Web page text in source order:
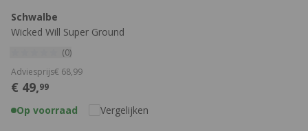
Schwalbe
Wicked Will Super Ground
ADDIX SpeedGrip TLE MTB
(0)
€ 49,99
Adviesprijs€ 68,99
Op voorraad Vergelijken